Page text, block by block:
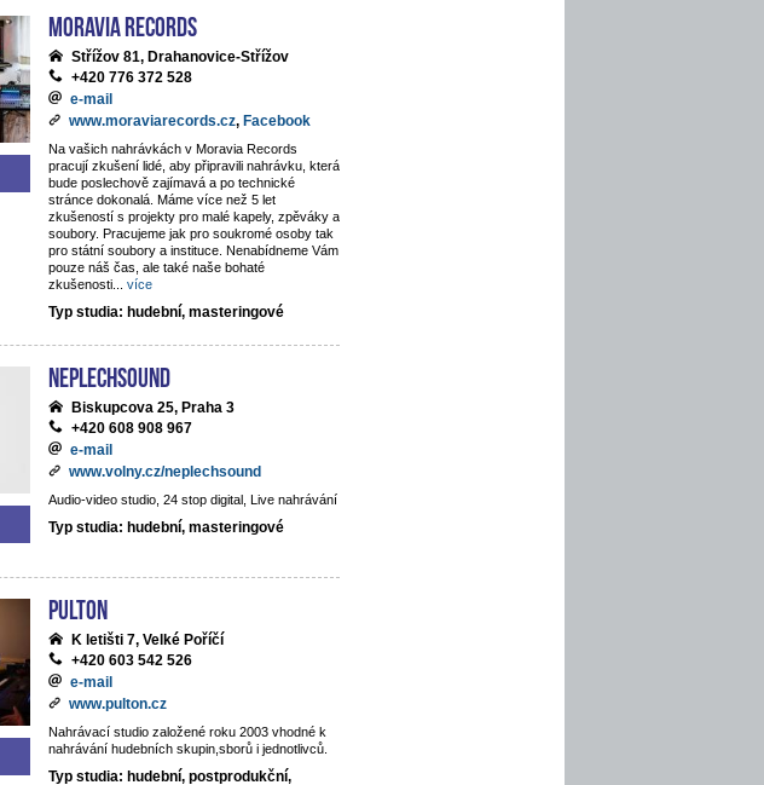
Moravia Records
Střížov 81, Drahanovice-Střížov
+420 776 372 528
e-mail
www.moraviarecords.cz, Facebook
Na vašich nahrávkách v Moravia Records
pracují zkušení lidé, aby připravili nahrávku, která
bude poslechově zajímavá a po technické
stránce dokonalá. Máme více než 5 let
zkušeností s projekty pro malé kapely, zpěváky a
soubory. Pracujeme jak pro soukromé osoby tak
pro státní soubory a instituce. Nenabídneme Vám
pouze náš čas, ale také naše bohaté
zkušenosti
více
Typ studia: hudební, masteringové
NEPLECHSOUND
Biskupcova 25, Praha 3
+420 608 908 967
e-mail
www.volny.cz/neplechsound
Audio-video studio, 24 stop digital, Live nahrávání
Typ studia: hudební, masteringové
Pulton
K letišti 7, Velké Poříčí
+420 603 542 526
e-mail
www.pulton.cz
Nahrávací studio založené roku 2003 vhodné k
nahrávání hudebních skupin,sborů i jednotlivců.
Typ studia: hudební, postprodukční,